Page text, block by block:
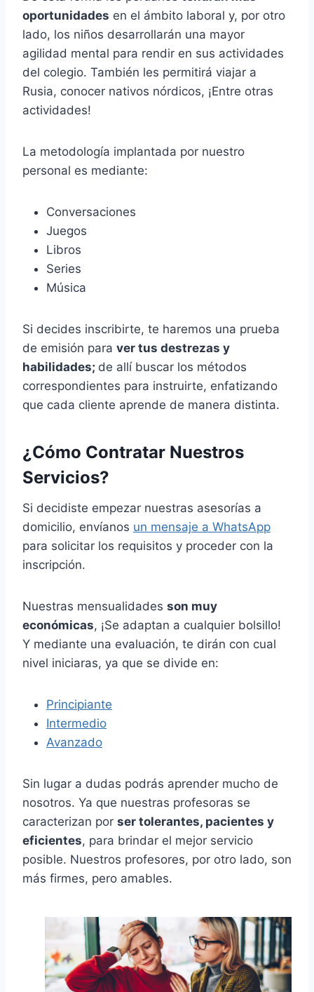
oportunidades en el ámbito laboral y, por otro
lado, los niños desarrollarán una mayor
agilidad mental para rendir en sus actividades
del colegio. También les permitirá viajar a
Rusia, conocer nativos nórdicos, ¡Entre otras
actividades!
La metodología implantada por nuestro
personal es mediante:
Conversaciones
Juegos
Libros
Series
Música
Si decides inscribirte, te haremos una prueba
de emisión para ver tus destrezas y
habilidades; de allí buscar los métodos
correspondientes para instruirte, enfatizando
que cada cliente aprende de manera distinta.
¿Cómo Contratar Nuestros
Servicios?
Si decidiste empezar nuestras asesorías a
domicilio, envíanos un mensaje a WhatsApp
para solicitar los requisitos y proceder con la
inscripción.
Nuestras mensualidades son muy
económicas, ¡Se adaptan a cualquier bolsillo!
Y mediante una evaluación, te dirán con cual
nivel iniciaras, ya que se divide en:
Principiante
Intermedio
Avanzado
Sin lugar a dudas podrás aprender mucho de
nosotros. Ya que nuestras profesoras se
caracterizan por ser tolerantes, pacientes y
eficientes, para brindar el mejor servicio
posible. Nuestros profesores, por otro lado, son
más firmes, pero amables.